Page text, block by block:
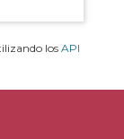
los API